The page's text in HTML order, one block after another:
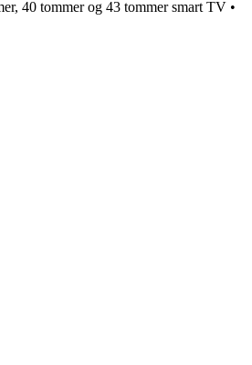
40 tommer og 43 tommer smart TV •